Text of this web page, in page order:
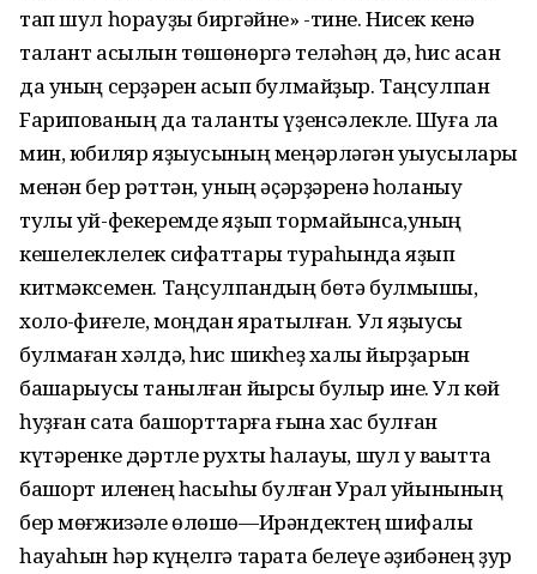
тап шул һорауҙы биргәйне» -тине. Нисек кенә
талант асылын төшөнөргә теләһәң дә, һис ҡасан
да уның серҙәрен асып булмайҙыр. Таңсулпан
Fарипованың да таланты үҙенсәлекле. Шуға ла
мин, юбиляр яҙыусының меңәрләгән уҡыусылары
менән бер рәттән, уның әҫәрҙәренә һоҡланыу
тулы уй-фекеремде яҙып тормайынса,уның
кешелеклелек сифаттары тураһында яҙып
китмәксемен. Таңсулпандың бөтә булмышы,
холоҡ-фиғеле, моңдан яратылған. Ул яҙыусы
булмаған хәлдә, һис шикһеҙ халыҡ йырҙарын
башҡарыусы танылған йырсы булыр ине. Ул көй
һуҙған саҡта башҡорттарға ғына хас булған
күтәренке дәртле рухты һаҡлауы, шул уҡ ваҡытта
башҡорт иленең һаҡсыһы булған Урал ҡуйынының
бер мөғжизәле өлөшө—Ирәндектең шифалы
һауаһын һәр күңелгә тарата белеүе әҙибәнең ҙур